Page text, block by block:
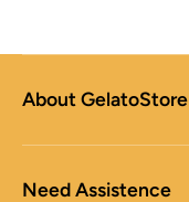
About GelatoStore
Need Assistence